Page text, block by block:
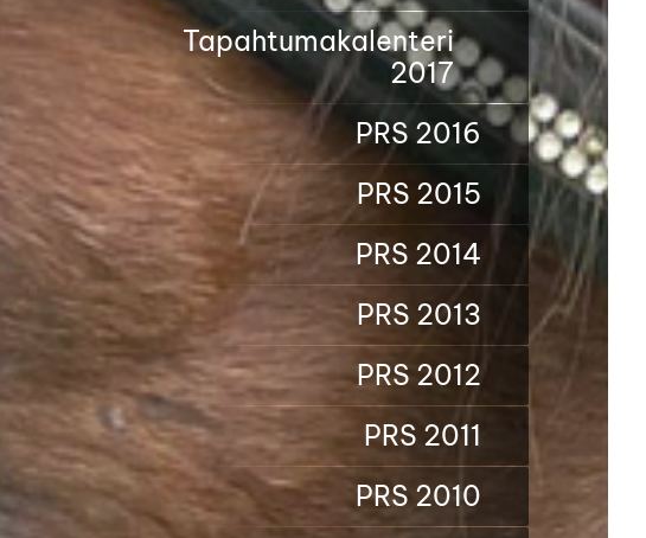
Tapahtumakalenteri
2017
PRS 2016
PRS 2015
PRS 2014
PRS 2013
PRS 2012
PRS 2011
PRS 2010